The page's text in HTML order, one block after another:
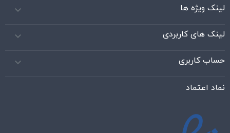
لینک ویژه ها 
لینک های کاربردی 
حساب کاربری 
نماد اعتماد